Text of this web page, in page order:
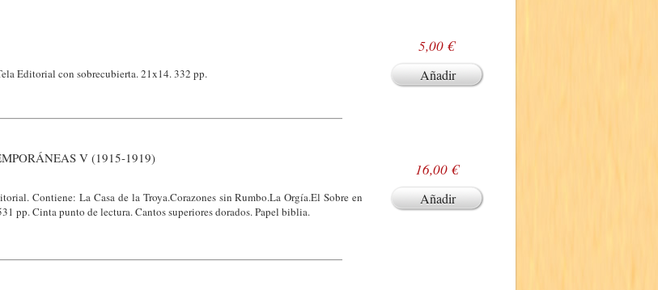
Editorial con sobrecubierta. 21x14. 332 pp.
5,00 €
Añadir
V (1915-1919)
Contiene: La Casa de la Troya.Corazones sin Rumbo.La Orgía.El Sobre en
pp. Cinta punto de lectura. Cantos superiores dorados. Papel biblia.
16,00 €
Añadir